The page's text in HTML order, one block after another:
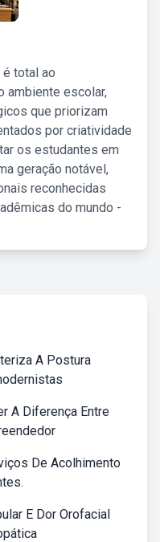
é total ao
ambiente escolar,
que priorizam
por criatividade
os estudantes em
geração notável,
reconhecidas
do mundo -
A Postura
A Diferença Entre
De Acolhimento
E Dor Orofacial